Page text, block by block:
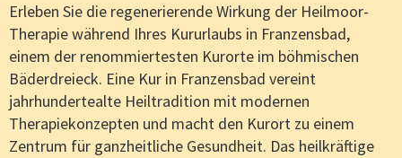
Erleben Sie die regenerierende Wirkung der Heilmoor-
Therapie während Ihres Kururlaubs in Franzensbad,
einem der renommiertesten Kurorte im böhmischen
Bäderdreieck. Eine Kur in Franzensbad vereint
jahrhundertealte Heiltradition mit modernen
Therapiekonzepten und macht den Kurort zu einem
Zentrum für ganzheitliche Gesundheit. Das heilkräftige